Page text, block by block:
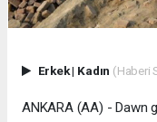
Erkek| Kadın (Haberi
ANKARA (AA) - Dawn